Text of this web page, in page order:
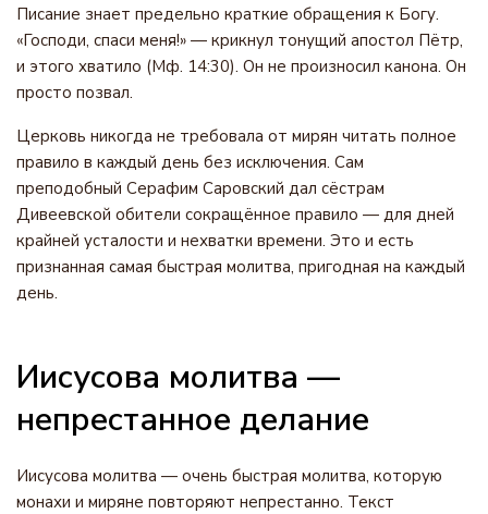
Писание знает предельно краткие обращения к Богу.
«Господи, спаси меня!» — крикнул тонущий апостол Пётр,
и этого хватило (Мф. 14:30). Он не произносил канона. Он
просто позвал.
Церковь никогда не требовала от мирян читать полное
правило в каждый день без исключения. Сам
преподобный Серафим Саровский дал сёстрам
Дивеевской обители сокращённое правило — для дней
крайней усталости и нехватки времени. Это и есть
признанная самая быстрая молитва, пригодная на каждый
день.
Иисусова молитва —
непрестанное делание
Иисусова молитва — очень быстрая молитва, которую
монахи и миряне повторяют непрестанно. Текст